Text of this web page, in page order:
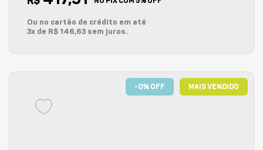
Ou no cartão de crédito em até
3x de R$ 146,63 sem juros.
-0% OFF MAIS VENDIDO